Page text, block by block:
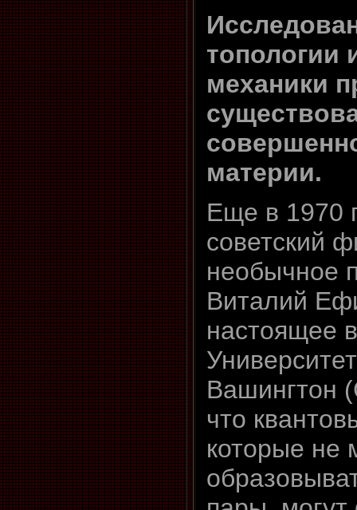
топологии
механики
материи.
Еще в 1970
советский
необычное
Виталий
настоящее
Вашингтон
что
которые не